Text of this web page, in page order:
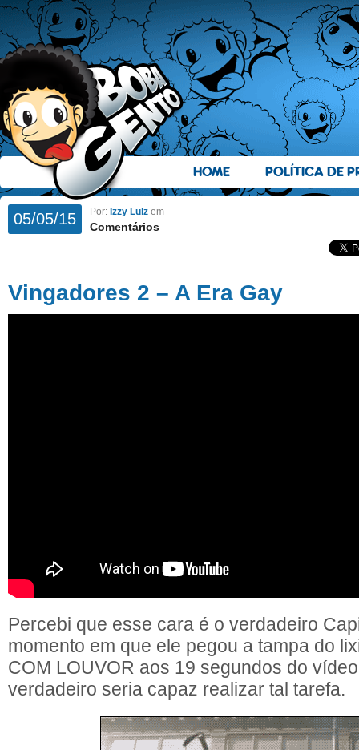
HOME POLÍTICA DE
05/05/15 Por: Izzy Lulz em
Comentários
Vingadores 2 – A Era Gay
Percebi que esse cara é o verdadeiro
momento em que ele pegou a tampa do
COM LOUVOR aos 19 segundos do
verdadeiro seria capaz realizar tal tarefa.